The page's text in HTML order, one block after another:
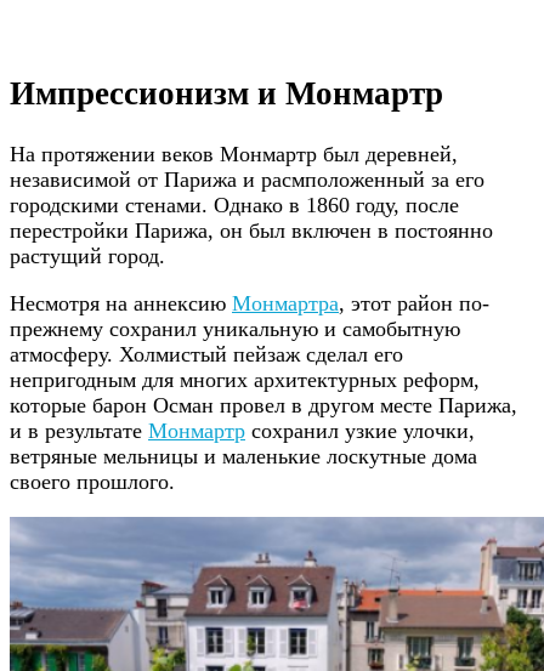
Импрессионизм и Монмартр
На протяжении веков Монмартр был деревней,
независимой от Парижа и расмположенный за его
городскими стенами. Однако в 1860 году, после
перестройки Парижа, он был включен в постоянно
растущий город.
Несмотря на аннексию Монмартра, этот район по-
прежнему сохранил уникальную и самобытную
атмосферу. Холмистый пейзаж сделал его
непригодным для многих архитектурных реформ,
которые барон Осман провел в другом месте Парижа,
и в результате Монмартр сохранил узкие улочки,
ветряные мельницы и маленькие лоскутные дома
своего прошлого.